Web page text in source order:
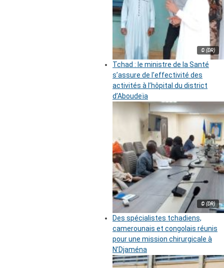
© (DR)
Tchad : le ministre de la Santé
s’assure de l’effectivité des
activités à l’hôpital du district
d’Aboudeïa
© (DR)
Des spécialistes tchadiens,
camerounais et congolais réunis
pour une mission chirurgicale à
N’Djaména